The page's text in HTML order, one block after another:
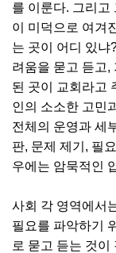
를 이룬다. 그리고
이 미덕으로 여겨
는 곳이 어디 있냐
려움을 묻고 듣고,
된 곳이 교회라고
인의 소소한 고민
전체의 운영과 세
판, 문제 제기, 필
우에는 암묵적인
사회 각 영역에서
필요를 파악하기
로 묻고 듣는 것이